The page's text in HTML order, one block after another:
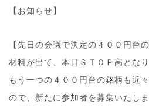
【お知らせ】
【先日の会議で決定の４００円台
材料が出て、本日ＳＴＯＰ高となり
もう一つの４００円台の銘柄も近
ので、新たに参加者を募集いたしま